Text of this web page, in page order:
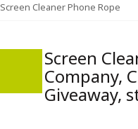
Screen Cleaner Phone Rope
Screen
Company,
Giveaway,